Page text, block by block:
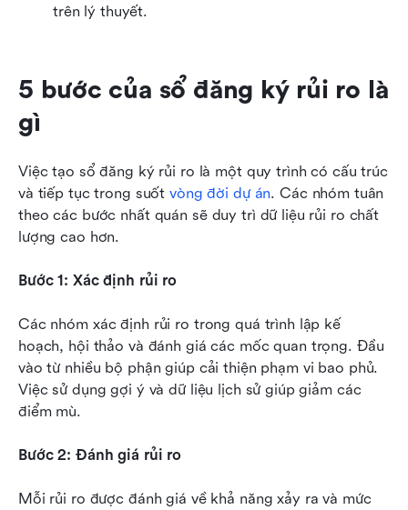
trên lý thuyết.
5 bước của sổ đăng ký rủi ro là
gì
Việc tạo sổ đăng ký rủi ro là một quy trình có cấu trúc
và tiếp tục trong suốt vòng đời dự án. Các nhóm tuân
theo các bước nhất quán sẽ duy trì dữ liệu rủi ro chất
lượng cao hơn.
Bước 1: Xác định rủi ro
Các nhóm xác định rủi ro trong quá trình lập kế
hoạch, hội thảo và đánh giá các mốc quan trọng. Đầu
vào từ nhiều bộ phận giúp cải thiện phạm vi bao phủ.
Việc sử dụng gợi ý và dữ liệu lịch sử giúp giảm các
điểm mù.
Bước 2: Đánh giá rủi ro
Mỗi rủi ro được đánh giá về khả năng xảy ra và mức